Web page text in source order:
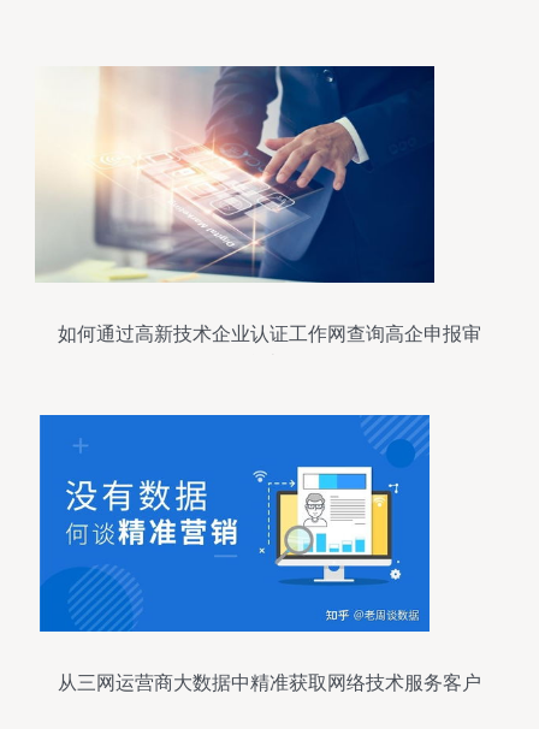
如何通过高新技术企业认证工作网查询高企申报审
从三网运营商大数据中精准获取网络技术服务客户